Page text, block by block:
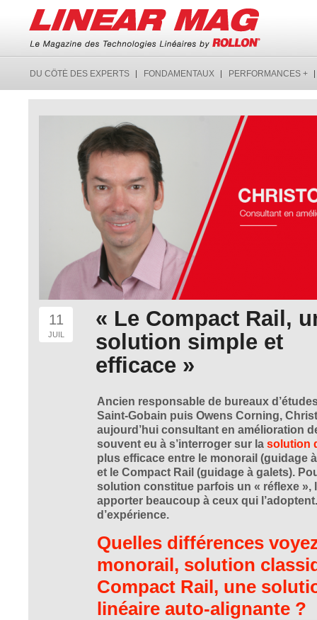
11
JUIL
« Le Compact Rail,
solution simple et
efficace »
Ancien responsable de bureaux
Saint-Gobain puis Owens Corning,
aujourd’hui consultant en amélioration
souvent eu à s’interroger sur la solution
plus efficace entre le monorail (guidage
et le Compact Rail (guidage à galets).
solution constitue parfois un « réflexe »,
apporter beaucoup à ceux qui
d’expérience.
Quelles différences
monorail, solution
Compact Rail, une
linéaire auto-alignante ?
DU CÔTÉ DES EXPERTS FONDAMENTAUX PERFORMANCES +